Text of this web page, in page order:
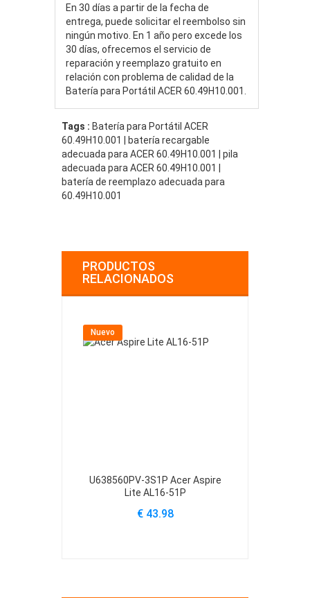
En 30 días a partir de la fecha de
entrega, puede solicitar el reembolso sin
ningún motivo. En 1 año pero excede los
30 días, ofrecemos el servicio de
reparación y reemplazo gratuito en
relación con problema de calidad de la
Batería para Portátil ACER 60.49H10.001.
Tags : Batería para Portátil ACER
60.49H10.001 | batería recargable
adecuada para ACER 60.49H10.001 | pila
adecuada para ACER 60.49H10.001 |
batería de reemplazo adecuada para
60.49H10.001
PRODUCTOS
RELACIONADOS
Nuevo
U638560PV-3S1P Acer Aspire
Lite AL16-51P
€ 43.98